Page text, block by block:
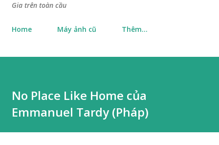
Gia trên toàn cầu
Home Máy ảnh cũ Thêm…
No Place Like Home của
Emmanuel Tardy (Pháp)